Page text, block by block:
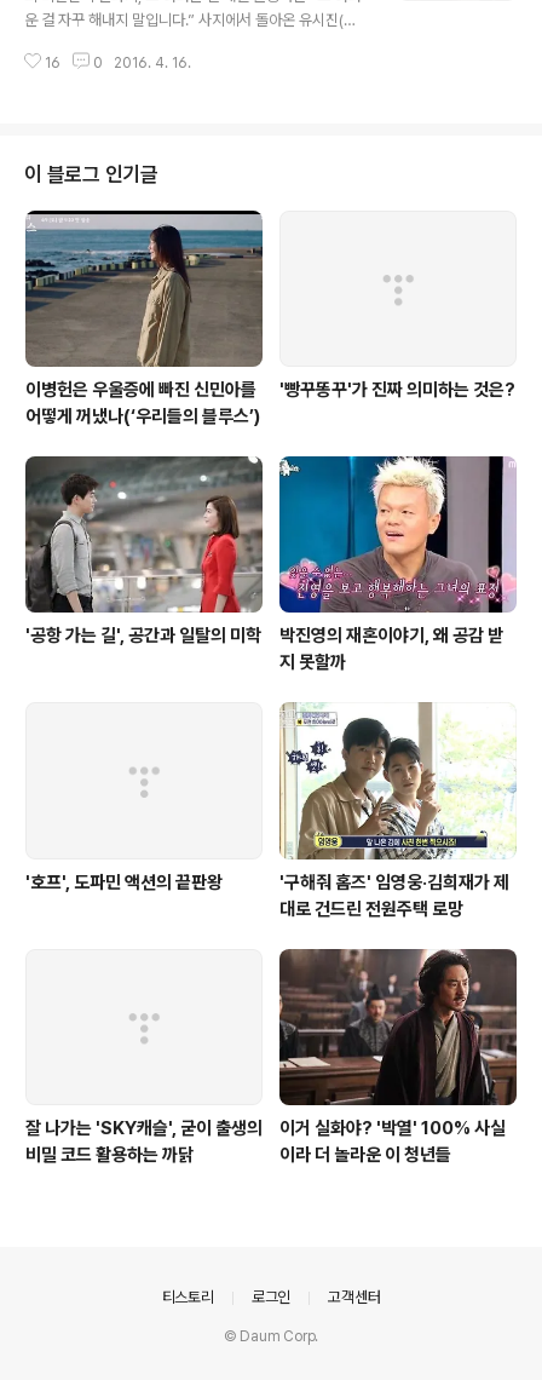
알츠하이머라는 소재를 가져오고 있지만 그것이 우리 사회
의 현실을 표징하고 있다는 데서 놀라운 이 드라마의 무게
감이 드러난다. 결론적으로 말하면 이 드라마는 기억 상실
운 걸 자꾸 해내지 말입니다.” 사지에서 돌아온 유시진(송
마적 난점들을 신기하게도 봉합시켜나가는 일들을 해냈다.
한 후 찬찬히 생각해보면 이 드라마가 가진 현실성이나 개
연성이 상당히 부족했다는 걸 실감하게 된다. 하지만 신기
하게도 그런 부족함들이 드러날 때마다 마치 마법처럼 그
걸 덮어버리는 보이지 않는 힘들이 등장했다. 사지에서 1년
만에 포로로 있다 탈출해 나온 유시진(송중기)을 본 강모연
(송혜교)은 “말도 안돼”라고 말..
16 0 2016. 4. 16.
이 블로그 인기글
이병헌은 우울증에 빠진 신민아를
어떻게 꺼냈나(‘우리들의 블루스’)
'빵꾸똥꾸'가 진짜 의미하는 것은?
'공항 가는 길', 공간과 일탈의 미학
박진영의 재혼이야기, 왜 공감 받
지 못할까
'호프', 도파민 액션의 끝판왕
'구해줘 홈즈' 임영웅·김희재가 제
대로 건드린 전원주택 로망
잘 나가는 'SKY캐슬', 굳이 출생의
비밀 코드 활용하는 까닭
이거 실화야? '박열' 100% 사실
이라 더 놀라운 이 청년들
티스토리 로그인 고객센터
© Daum Corp.